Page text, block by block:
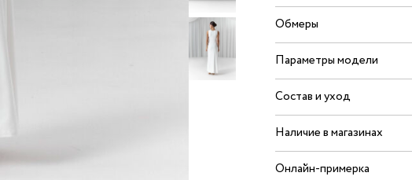
Обмеры
Параметры модели
Состав и уход
Наличие в магазинах
Онлайн-примерка